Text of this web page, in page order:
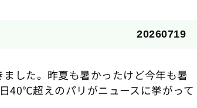
20260719
した。昨夏も暑かったけど今年も暑
40℃超えのパリがニュースに挙がって